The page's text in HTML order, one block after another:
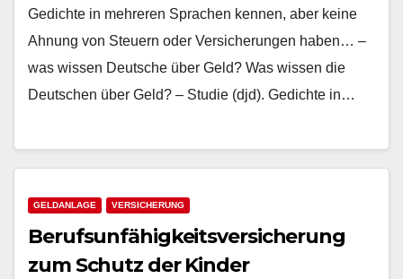
Gedichte in mehreren Sprachen kennen, aber keine
Ahnung von Steuern oder Versicherungen haben… –
was wissen Deutsche über Geld? Was wissen die
Deutschen über Geld? – Studie (djd). Gedichte in…
GELDANLAGE VERSICHERUNG
Berufsunfähigkeitsversicherung
zum Schutz der Kinder